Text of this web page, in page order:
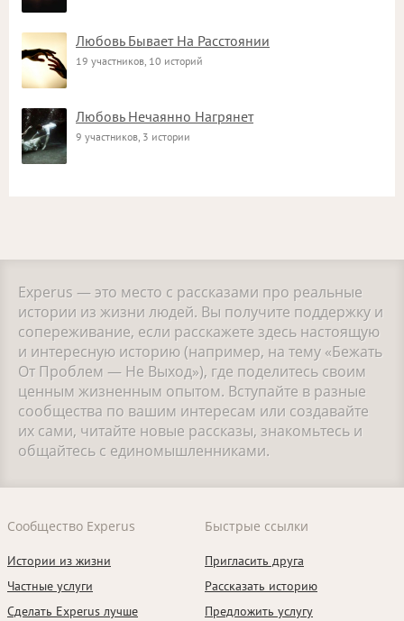
Любовь Бывает На Расстоянии
19 участников, 10 историй
Любовь Нечаянно Нагрянет
9 участников, 3 истории
Experus — это место с рассказами про реальные
истории из жизни людей. Вы получите поддержку и
сопереживание, если расскажете здесь настоящую
и интересную историю (например, на тему «Бежать
От Проблем — Не Выход»), где поделитесь своим
ценным жизненным опытом. Вступайте в разные
сообщества по вашим интересам или создавайте
их сами, читайте новые рассказы, знакомьтесь и
общайтесь с единомышленниками.
Сообщество Experus
Истории из жизни
Частные услуги
Сделать Experus лучше
Быстрые ссылки
Пригласить друга
Рассказать историю
Предложить услугу